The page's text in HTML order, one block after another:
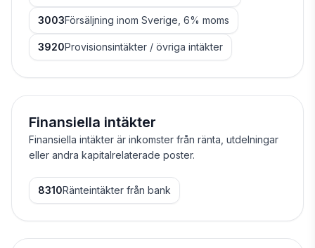
3003Försäljning inom Sverige, 6% moms
3920Provisionsintäkter / övriga intäkter
Finansiella intäkter
Finansiella intäkter är inkomster från ränta, utdelningar
eller andra kapitalrelaterade poster.
8310Ränteintäkter från bank